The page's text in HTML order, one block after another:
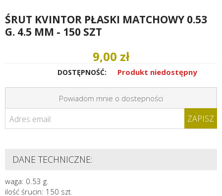
ŚRUT KVINTOR PŁASKI MATCHOWY 0.53
G. 4.5 MM - 150 SZT
9,00 zł
DOSTĘPNOŚĆ: Produkt niedostępny
Powiadom mnie o dostepności
Adres email: ZAPISZ
DANE TECHNICZNE:
waga: 0.53 g.
ilość śrucin: 150 szt.